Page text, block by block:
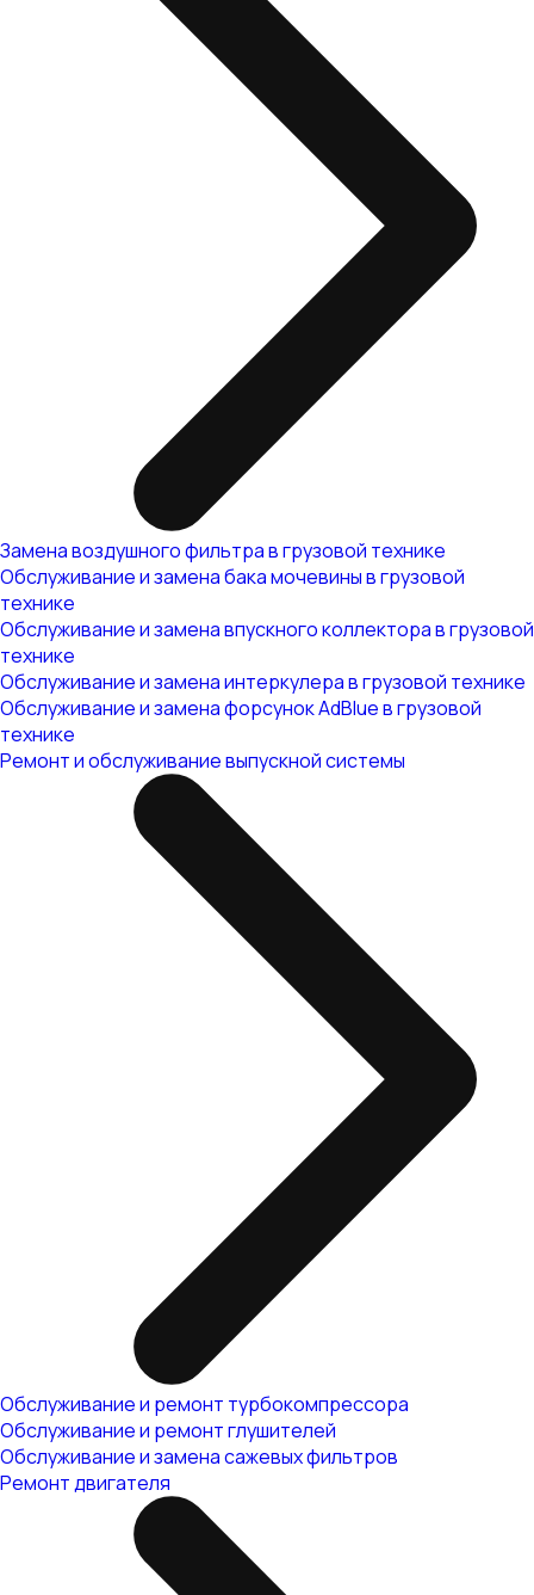
Замена воздушного фильтра в грузовой технике
Обслуживание и замена бака мочевины в грузовой
технике
Обслуживание и замена впускного коллектора в грузовой
технике
Обслуживание и замена интеркулера в грузовой технике
Обслуживание и замена форсунок AdBlue в грузовой
технике
Ремонт и обслуживание выпускной системы
Обслуживание и ремонт турбокомпрессора
Обслуживание и ремонт глушителей
Обслуживание и замена сажевых фильтров
Ремонт двигателя